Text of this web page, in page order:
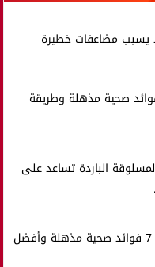
مضاعفات خطيرة
فوائد صحية مذهلة وطريقة
الباردة تساعد على
التين الشوكي.. 7 فوائد صحية مذهلة وأفضل